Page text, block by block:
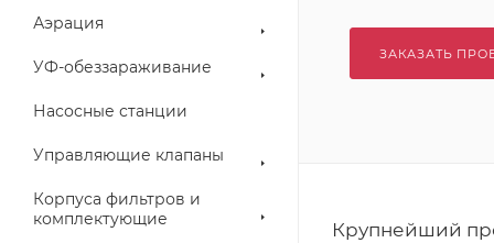
Аэрация
УФ-обеззараживание
Насосные станции
Управляющие клапаны
Корпуса фильтров и
комплектующие
ЗАКАЗАТЬ
Крупнейший